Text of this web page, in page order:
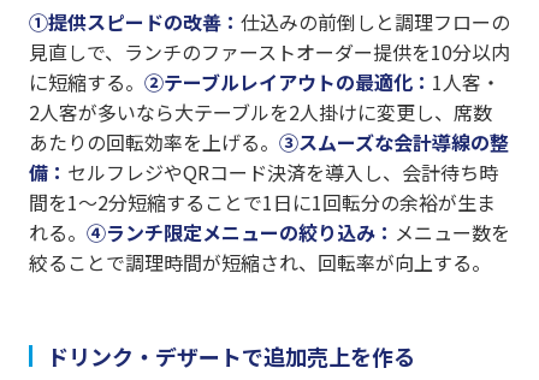
①提供スピードの改善： 仕込みの前倒しと調理フローの
見直しで、ランチのファーストオーダー提供を10分以内
に短縮する。 ②テーブルレイアウトの最適化： 1人客・
2人客が多いなら大テーブルを2人掛けに変更し、席数
あたりの回転効率を上げる。 ③スムーズな会計導線の整
備： セルフレジやQRコード決済を導入し、会計待ち時
間を1〜2分短縮することで1日に1回転分の余裕が生ま
れる。 ④ランチ限定メニューの絞り込み： メニュー数を
絞ることで調理時間が短縮され、回転率が向上する。
ドリンク・デザートで追加売上を作る